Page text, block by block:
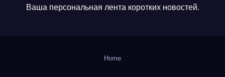
Ваша персональная лента коротких новостей.
Home